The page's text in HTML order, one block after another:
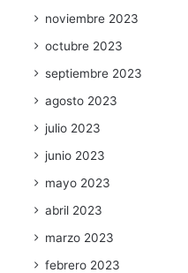
noviembre 2023
octubre 2023
septiembre 2023
agosto 2023
julio 2023
junio 2023
mayo 2023
abril 2023
marzo 2023
febrero 2023